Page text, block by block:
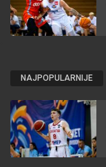
NAJPOPULARNIJE